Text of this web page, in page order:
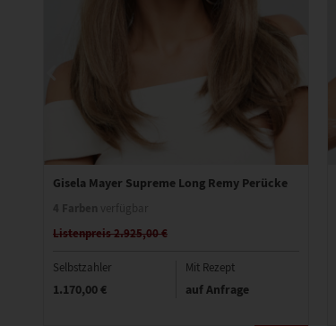
Gisela Mayer Supreme Long Remy Perücke
Listenpreis 2.925,00 €
Selbstzahler
1.170,00 €
Mit Rezept
auf Anfrage